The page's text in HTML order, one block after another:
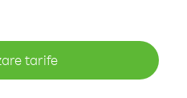
tarife